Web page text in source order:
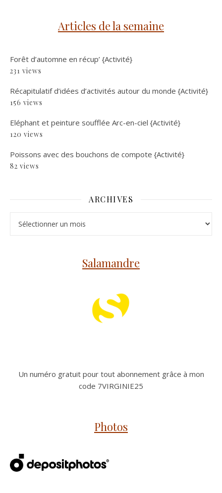
Articles de la semaine
Forêt d’automne en récup’ {Activité}
231 views
Récapitulatif d’idées d’activités autour du monde {Activité}
156 views
Eléphant et peinture soufflée Arc-en-ciel {Activité}
120 views
Poissons avec des bouchons de compote {Activité}
82 views
ARCHIVES
Salamandre
Un numéro gratuit pour tout abonnement grâce à mon
code 7VIRGINIE25
Photos